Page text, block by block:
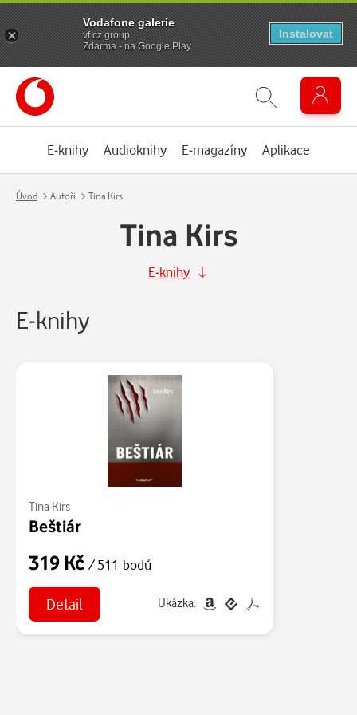
E-knihy Audioknihy E-magazíny Aplikace
Úvod Autoři Tina Kirs
Tina Kirs
E-knihy
E-knihy
Tina Kirs
Beštiár
319 Kč / 511 bodů
Detail Ukázka:
Vodafone galerie
vf.cz.group
Zdarma - na Google Play
Instalovat